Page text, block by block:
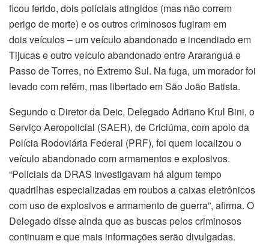
ficou ferido, dois policiais atingidos (mas não correm
perigo de morte) e os outros criminosos fugiram em
dois veículos – um veículo abandonado e incendiado em
Tijucas e outro veículo abandonado entre Araranguá e
Passo de Torres, no Extremo Sul. Na fuga, um morador foi
levado com refém, mas libertado em São João Batista.
Segundo o Diretor da Deic, Delegado Adriano Krul Bini, o
Serviço Aeropolicial (SAER), de Criciúma, com apoio da
Polícia Rodoviária Federal (PRF), foi quem localizou o
veículo abandonado com armamentos e explosivos.
“Policiais da DRAS investigavam há algum tempo
quadrilhas especializadas em roubos a caixas eletrônicos
com uso de explosivos e armamento de guerra”, afirma. O
Delegado disse ainda que as buscas pelos criminosos
continuam e que mais informações serão divulgadas.